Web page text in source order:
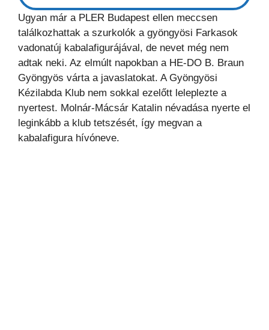
Ugyan már a PLER Budapest ellen meccsen
találkozhattak a szurkolók a gyöngyösi Farkasok
vadonatúj kabalafigurájával, de nevet még nem
adtak neki. Az elmúlt napokban a HE-DO B. Braun
Gyöngyös várta a javaslatokat. A Gyöngyösi
Kézilabda Klub nem sokkal ezelőtt leleplezte a
nyertest. Molnár-Mácsár Katalin névadása nyerte el
leginkább a klub tetszését, így megvan a
kabalafigura hívóneve.